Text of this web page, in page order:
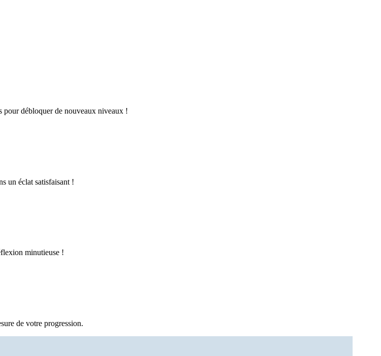
pour débloquer de nouveaux niveaux !
un éclat satisfaisant !
minutieuse !
de votre progression.